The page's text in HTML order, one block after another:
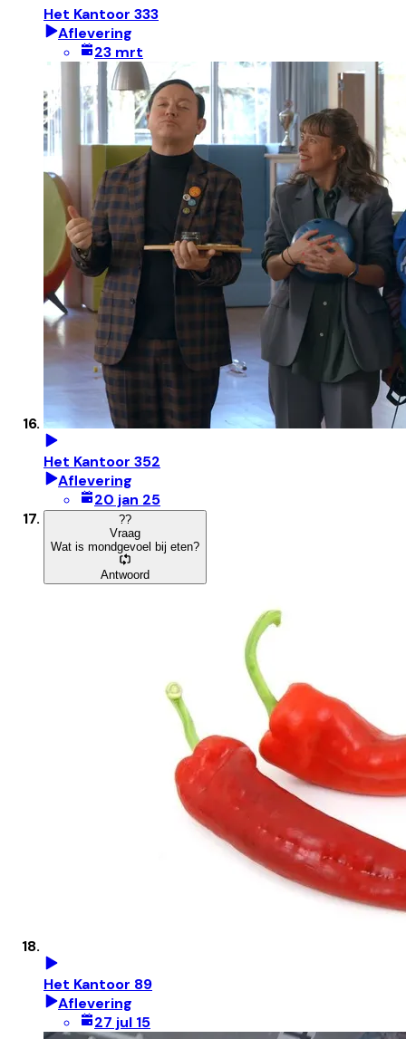
Het Kantoor 333
Aflevering
23 mrt
Het Kantoor 352
Aflevering
20 jan 25
??
Vraag
Wat is mondgevoel bij eten?
Antwoord
Het Kantoor 89
Aflevering
27 jul 15